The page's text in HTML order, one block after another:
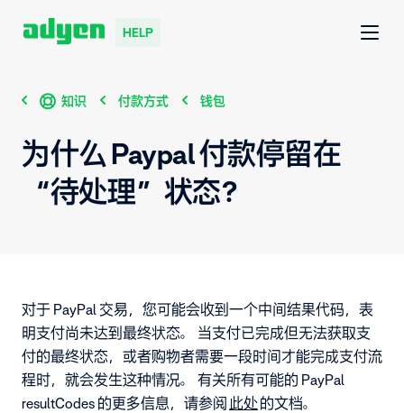
HELP
知识 付款方式 钱包
为什么 Paypal 付款停留在
“待处理”状态？
对于 PayPal 交易，您可能会收到一个中间结果代码，表
明支付尚未达到最终状态。 当支付已完成但无法获取支
付的最终状态，或者购物者需要一段时间才能完成支付流
程时，就会发生这种情况。 有关所有可能的 PayPal
resultCodes 的更多信息，请参阅 此处的文档。